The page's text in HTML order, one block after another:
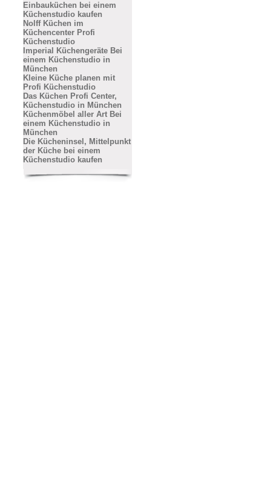
Einbauküchen bei einem
Küchenstudio kaufen
Nolff Küchen im
Küchencenter Profi
Küchenstudio
Imperial Küchengeräte Bei
einem Küchenstudio in
München
Kleine Küche planen mit
Profi Küchenstudio
Das Küchen Profi Center,
Küchenstudio in München
Küchenmöbel aller Art Bei
einem Küchenstudio in
München
Die Kücheninsel, Mittelpunkt
der Küche bei einem
Küchenstudio kaufen